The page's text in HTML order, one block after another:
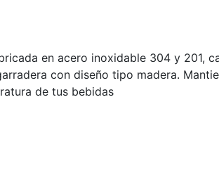
en acero inoxidable 304 y 201,
con diseño tipo madera.
de tus bebidas